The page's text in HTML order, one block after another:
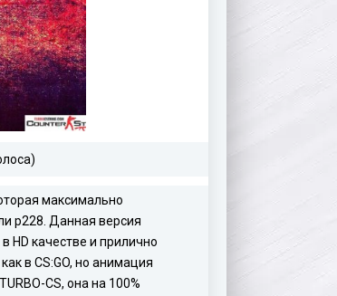
максимально
p228. Данная версия
HD качестве и прилично
в CS:GO, но анимация
CS, она на 100%